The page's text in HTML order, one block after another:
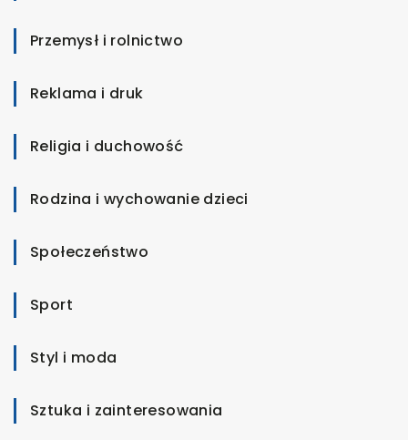
Przemysł i rolnictwo
Reklama i druk
Religia i duchowość
Rodzina i wychowanie dzieci
Społeczeństwo
Sport
Styl i moda
Sztuka i zainteresowania